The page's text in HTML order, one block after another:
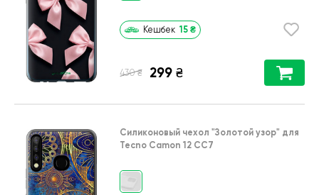
Кешбек 15 ₴
430 ₴ 299 ₴
Силиконовый чехол "Золотой узор" для
Tecno Camon 12 CC7